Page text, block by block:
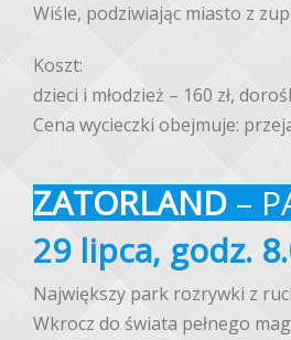
Wiśle, podziwiając miasto z
Koszt:
dzieci i młodzież – 160 zł,
Cena wycieczki obejmuje:
ZATORLAND –
29 lipca, godz.
Największy park rozrywki z
Wkrocz do świata pełnego